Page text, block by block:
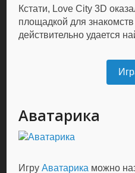
Кстати, Love City 3D
площадкой для
действительно удается
Аватарика
ИгруАватарика можно